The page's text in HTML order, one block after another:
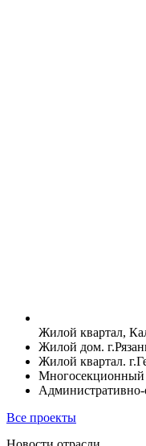
Жилой квартал,
Жилой дом.
Жилой квартал.
Многосекционный
Административно-
Все проекты